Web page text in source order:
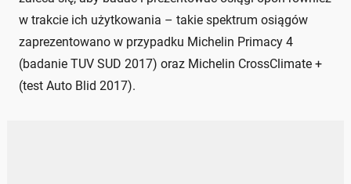
w trakcie ich użytkowania – takie spektrum osiągów
zaprezentowano w przypadku Michelin Primacy 4
(badanie TUV SUD 2017) oraz Michelin CrossClimate +
(test Auto Blid 2017).